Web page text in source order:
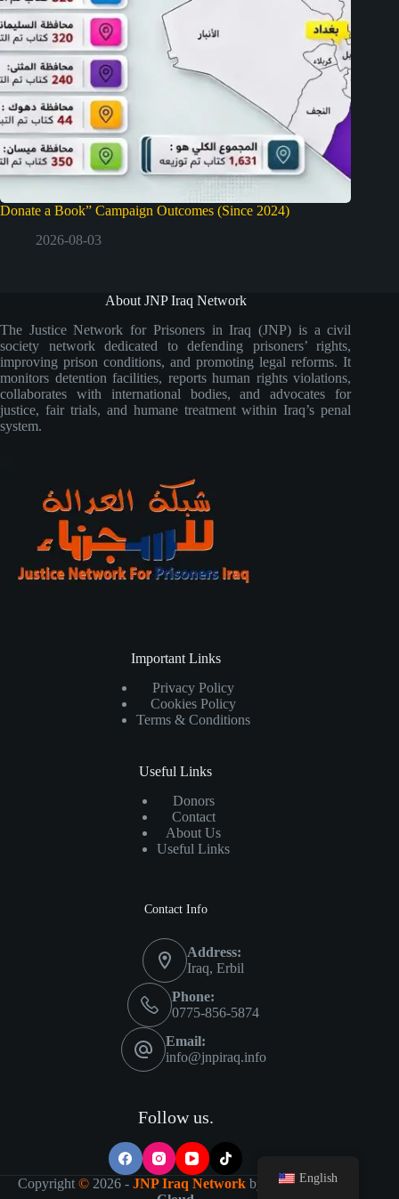
Donate a Book” Campaign Outcomes (Since 2024)
2026-08-03
About JNP Iraq Network
The Justice Network for Prisoners in Iraq (JNP) is a civil
society network dedicated to defending prisoners’ rights,
improving prison conditions, and promoting legal reforms. It
monitors detention facilities, reports human rights violations,
collaborates with international bodies, and advocates for
justice, fair trials, and humane treatment within Iraq’s penal
system.
Important Links
Privacy Policy
Cookies Policy
Terms & Conditions
Useful Links
Donors
Contact
About Us
Useful Links
Contact Info
Address:
Iraq, Erbil
Phone:
0775-856-5874
Email:
info@jnpiraq.info
Follow us.
Copyright© 2026 -JNP Iraq Network by
IT Visions-
English